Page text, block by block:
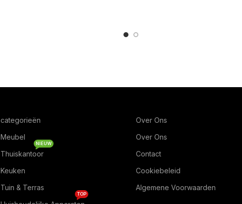
categorieën
Meubel
Thuiskantoor
NIEUW
Keuken
Tuin & Terras
TOP
Over Ons
Over Ons
Contact
Cookiebeleid
Algemene Voorwaarden